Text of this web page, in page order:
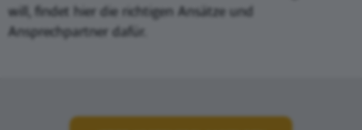
will, findet hier die richtigen Ansätze und
Ansprechpartner dafür.